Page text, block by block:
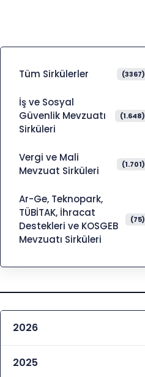
Tüm Sirkülerler (3367)
İş ve Sosyal
Güvenlik Mevzuatı
Sirküleri
(1.648)
Vergi ve Mali
Mevzuat Sirküleri
(1.701)
Ar-Ge, Teknopark,
TÜBİTAK, İhracat
Destekleri ve KOSGEB
Mevzuatı Sirküleri
(75)
2026
2025